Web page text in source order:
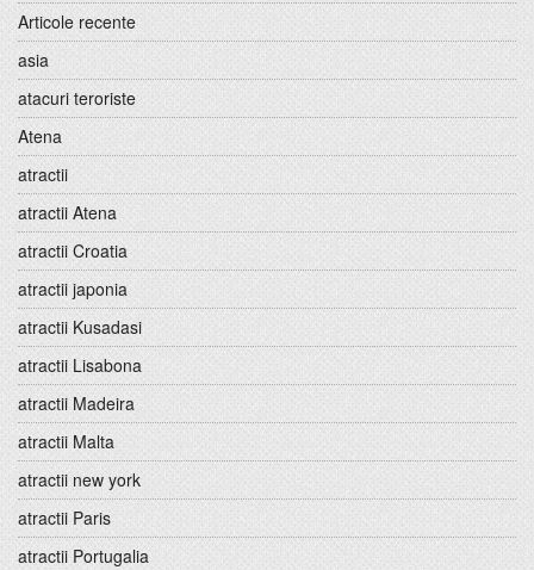
Articole recente
asia
atacuri teroriste
Atena
atractii
atractii Atena
atractii Croatia
atractii japonia
atractii Kusadasi
atractii Lisabona
atractii Madeira
atractii Malta
atractii new york
atractii Paris
atractii Portugalia